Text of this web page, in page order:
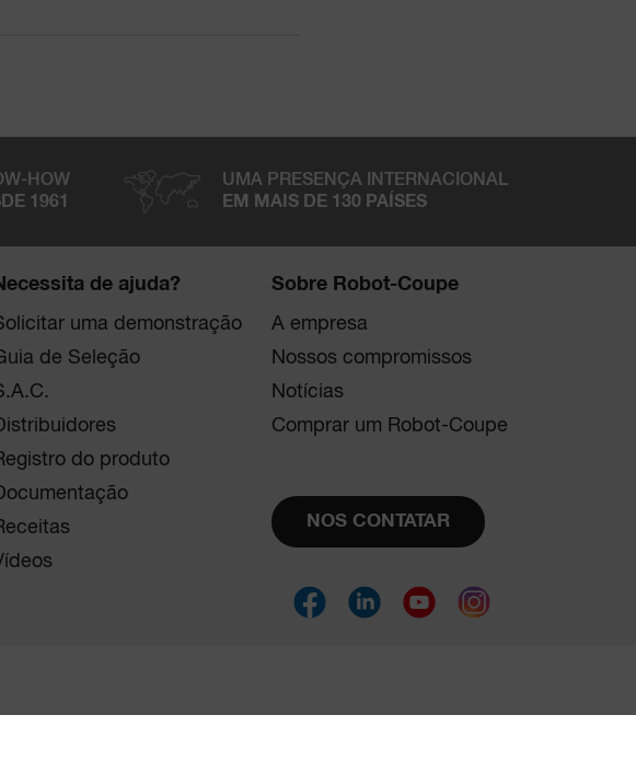
HOW
1961
UMA PRESENÇA INTERNACIONAL
EM MAIS DE 130 PAÍSES
de ajuda?
uma demonstração
de Seleção
do produto
Sobre Robot-Coupe
A empresa
Nossos compromissos
Notícias
Comprar um Robot-Coupe
NOS CONTATAR